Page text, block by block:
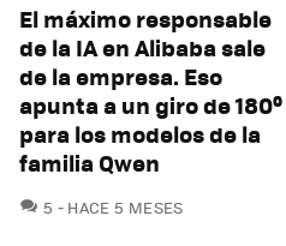
El máximo responsable
de la IA en Alibaba sale
de la empresa. Eso
apunta a un giro de 180º
para los modelos de la
familia Qwen
5 COMENTARIOS
HACE 5 MESES